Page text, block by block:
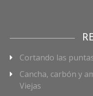
Cortando las
Cancha, carbón y
Viejas